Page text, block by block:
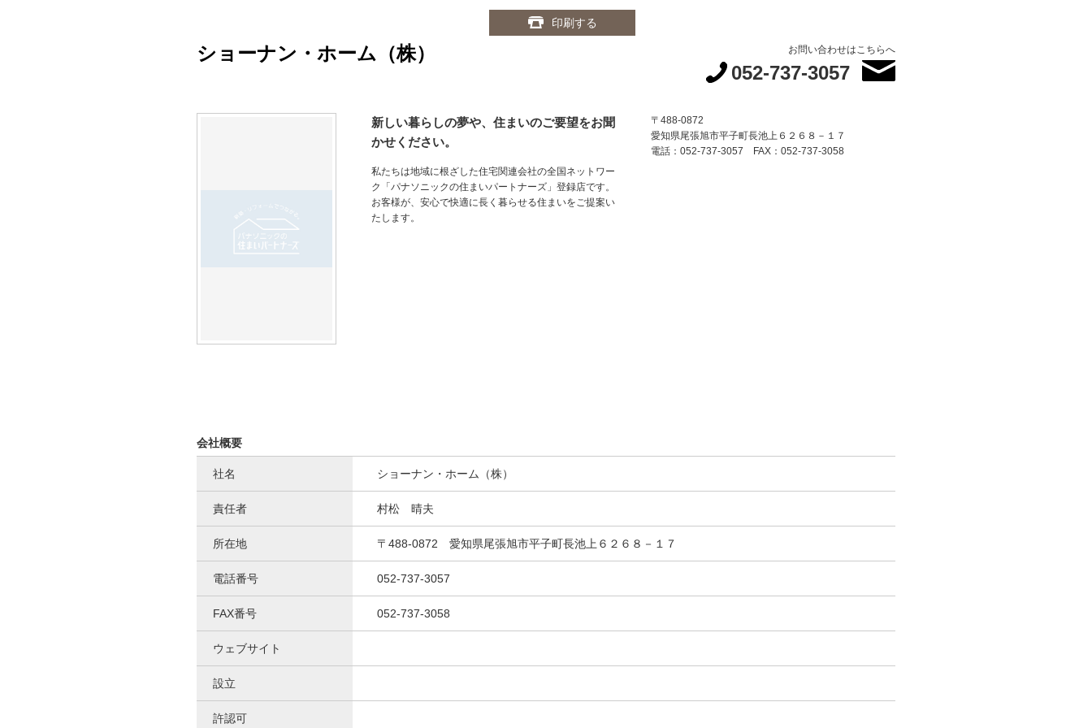
ショーナン・ホーム（株） お問い合わせはこちらへ
052-737-3057
新しい暮らしの夢や、住まいのご要望をお聞
かせください。
私たちは地域に根ざした住宅関連会社の全国ネットワー
ク「パナソニックの住まいパートナーズ」登録店です。
お客様が、安心で快適に長く暮らせる住まいをご提案い
たします。
〒488-0872
愛知県尾張旭市平子町長池上６２６８－１７
電話：052-737-3057 FAX：052-737-3058
会社概要
社名 ショーナン・ホーム（株）
責任者 村松 晴夫
所在地 〒488-0872 愛知県尾張旭市平子町長池上６２６８－１７
電話番号 052-737-3057
FAX番号 052-737-3058
ウェブサイト
設立
許認可
印刷する